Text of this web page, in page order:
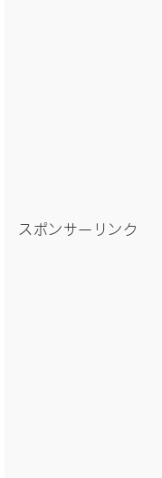
スポンサーリンク